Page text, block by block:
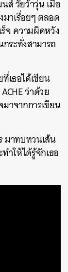
ส์ วัยว้าวุ่น เมื่อ
มาเรื่อยๆ ตลอด
จ ความผิดหวัง
ระทั่งสามารถ
เธอได้เขียน
ว่าด้วย
าจากการเขียน
มาทบทวนเส้น
ำให้ได้รู้จักเธอ